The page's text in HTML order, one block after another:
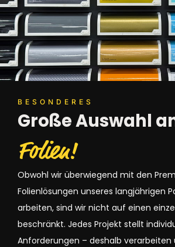
BESONDERES
Große Auswahl
Folien!
Obwohl wir überwiegend mit den
Folienlösungen unseres langjährigen
arbeiten, sind wir nicht auf einen
beschränkt. Jedes Projekt stellt
Anforderungen – deshalb verarbeiten